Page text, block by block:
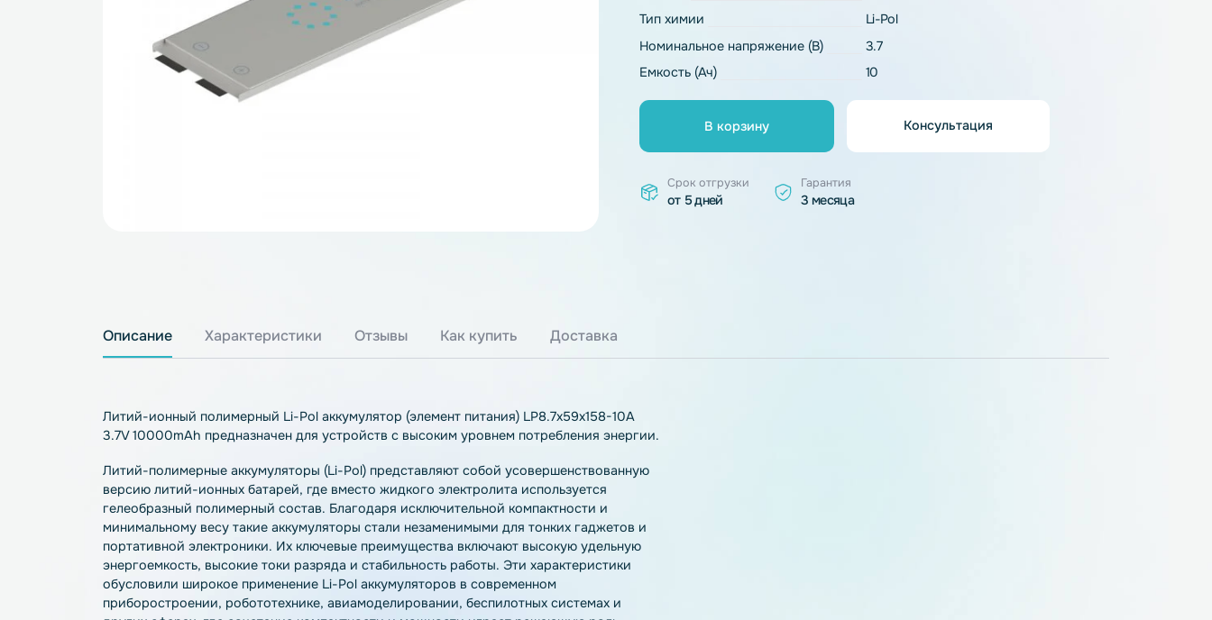
Основные характеристики
Тип химии
Номинальное напряжение (В)
3.7
Емкость (Ач)
10
В корзину
Описание Характеристики Отзывы Как купить Доставка
Литий-ионный полимерный Li-Pol аккумулятор (элемент питания) LP8.7x59x158-10A
3.7V 10000mAh предназначен для устройств с высоким уровнем потребления энергии.
Литий-полимерные аккумуляторы (Li-Pol) представляют собой усовершенствованную
версию литий-ионных батарей, где вместо жидкого электролита используется
гелеобразный полимерный состав. Благодаря исключительной компактности и